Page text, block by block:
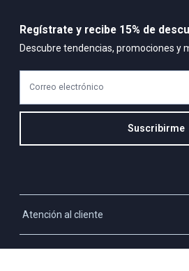
Atención al cliente
Whatsapp
Regístrate y recibe 15% de
Descubre tendencias, promociones y
Correo electrónico
Suscribirme